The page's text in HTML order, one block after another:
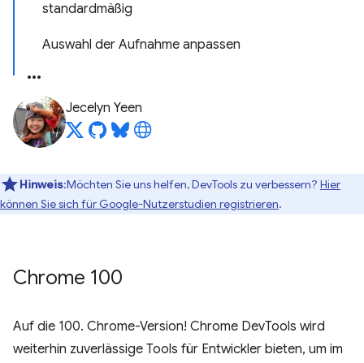
standardmäßig
Auswahl der Aufnahme anpassen
Jecelyn Yeen
Hinweis:Möchten Sie uns helfen, DevTools zu verbessern? Hier
können Sie sich für Google-Nutzerstudien registrieren.
Chrome 100
Auf die 100. Chrome-Version! Chrome DevTools wird
weiterhin zuverlässige Tools für Entwickler bieten, um im